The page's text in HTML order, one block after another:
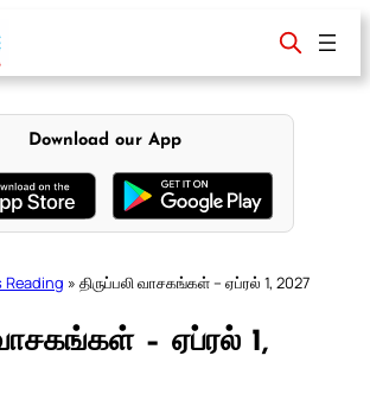
Download our App
Reading » திருப்பலி வாசகங்கள் – ஏப்ரல் 1, 2027
வாசகங்கள் – ஏப்ரல் 1,